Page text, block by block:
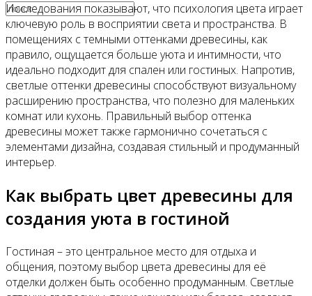
Исследования показывают, что психология цвета играет
ключевую роль в восприятии света и пространства. В
помещениях с темными оттенками древесины, как
правило, ощущается больше уюта и интимности, что
идеально подходит для спален или гостиных. Напротив,
светлые оттенки древесины способствуют визуальному
расширению пространства, что полезно для маленьких
комнат или кухонь. Правильный выбор оттенка
древесины может также гармонично сочетаться с
элементами дизайна, создавая стильный и продуманный
интерьер.
Как выбрать цвет древесины для
создания уюта в гостиной
Гостиная – это центральное место для отдыха и
общения, поэтому выбор цвета древесины для её
отделки должен быть особенно продуманным. Светлые